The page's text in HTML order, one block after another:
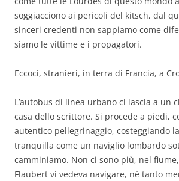
soggiacciono ai pericoli del kitsch, dal
sinceri credenti non sappiamo come
siamo le vittime e i propagatori.
Eccoci, stranieri, in terra di Francia, a
L’autobus di linea urbano ci lascia a un
casa dello scrittore. Si procede a piedi,
autentico pellegrinaggio, costeggiando
tranquilla come un naviglio lombardo
camminiamo. Non ci sono più, nel
Flaubert vi vedeva navigare, né tanto